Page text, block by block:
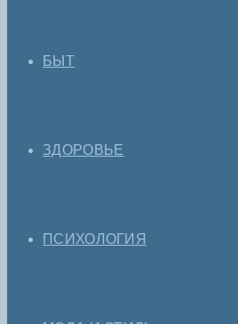
БЫТ
ЗДОРОВЬЕ
ПСИХОЛОГИЯ